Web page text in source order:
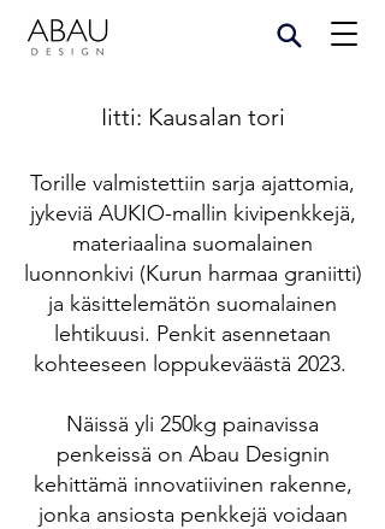
Iitti: Kausalan tori
Torille valmistettiin sarja ajattomia,
jykeviä AUKIO-mallin kivipenkkejä,
materiaalina suomalainen
luonnonkivi (Kurun harmaa graniitti)
ja käsittelemätön suomalainen
lehtikuusi. Penkit asennetaan
kohteeseen loppukeväästä 2023.
Näissä yli 250kg painavissa
penkeissä on Abau Designin
kehittämä innovatiivinen rakenne,
jonka ansiosta penkkejä voidaan